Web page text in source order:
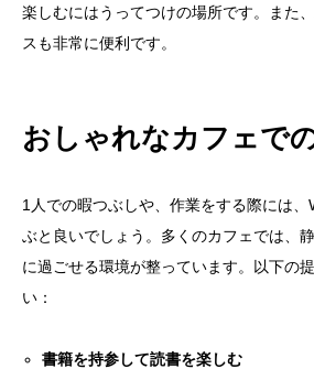
楽しむにはうってつけの場所です。また
スも非常に便利です。
おしゃれなカフェで
1人での暇つぶしや、作業をする際には
ぶと良いでしょう。多くのカフェでは、
に過ごせる環境が整っています。以下の
い：
書籍を持参して読書を楽しむ